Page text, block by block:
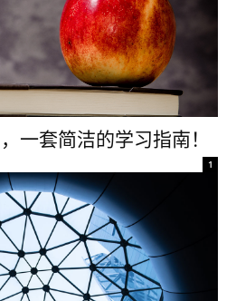
一套简洁的学习指南！
1